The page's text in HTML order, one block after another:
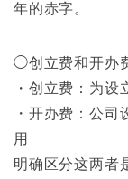
年的赤字。
◯创立费和开办
・创立费：为设
・开办费：公
用
明确区分这两者